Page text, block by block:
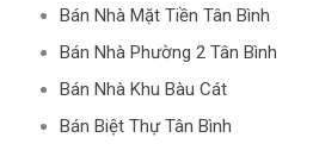
Bán Nhà Mặt Tiền Tân Bình
Bán Nhà Phường 2 Tân Bình
Bán Nhà Khu Bàu Cát
Bán Biệt Thự Tân Bình